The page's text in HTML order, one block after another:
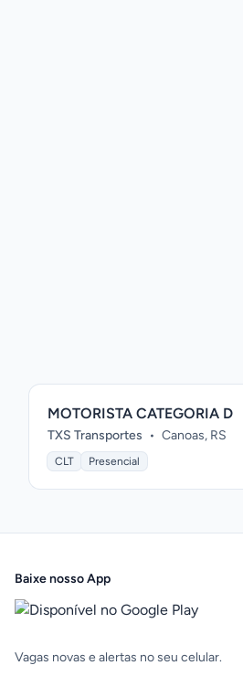
MOTORISTA CATEGORIA D
TXS Transportes • Canoas, RS
CLT Presencial
Baixe nosso App
Vagas novas e alertas no seu celular.